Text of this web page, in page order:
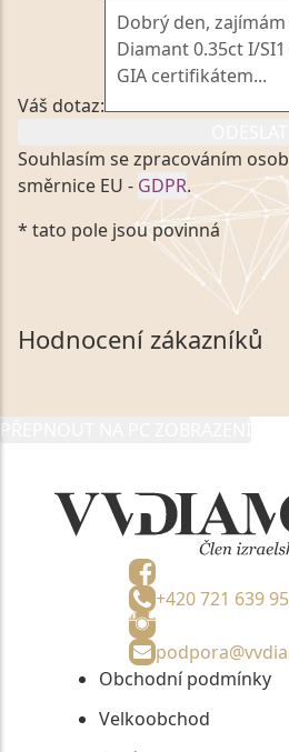
Váš dotaz:
Souhlasím se zpracováním
směrnice EU - GDPR.
Kliknutím na výše uvedený
zákonem č. 101/2000 Sb. v
souhlasím se zpracováním a
mých osobních údajů, které
společnosti VVDiamonds s.r.o.,
údaje poskytuji společnosti
* tato pole jsou povinná
Hodnocení zákazníků
+420 721 639
Obchodní podmínky
Velkoobchod